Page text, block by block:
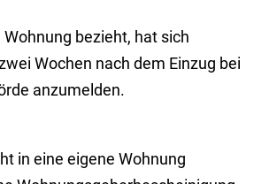
Wohnung bezieht, hat sich
Wochen nach dem Einzug bei
anzumelden.
in eine eigene Wohnung